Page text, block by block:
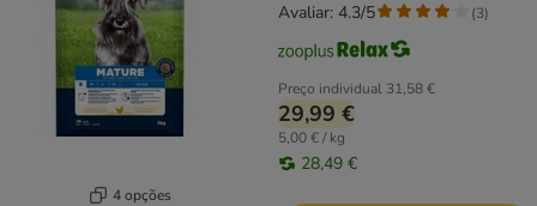
4 opções
Preço individual 31,58 €
29,99 €
5,00 € / kg
28,49 €
Avaliar: 4.3/5 (3)